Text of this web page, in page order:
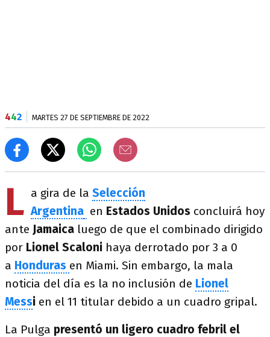
442 MARTES 27 DE SEPTIEMBRE DE 2022
L a gira de la Selección
Argentina en Estados Unidos concluirá hoy
ante Jamaica luego de que el combinado dirigido
por Lionel Scaloni haya derrotado por 3 a 0
a Honduras en Miami. Sin embargo, la mala
noticia del día es la no inclusión de Lionel
Messi en el 11 titular debido a un cuadro gripal.
La Pulga presentó un ligero cuadro febril el